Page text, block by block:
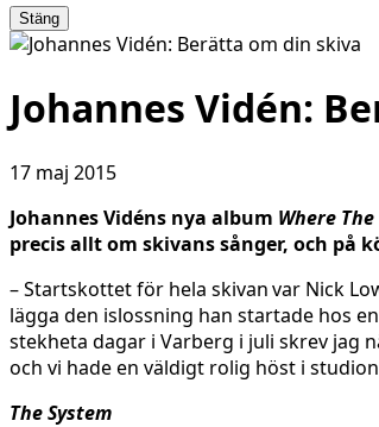
Stäng
Johannes Vidén:
17 maj 2015
Johannes Vidéns nya album Where
precis allt om skivans sånger, och
– Startskottet för hela skivan var Nick
lägga den islossning han startade hos
stekheta dagar i Varberg i juli skrev jag
och vi hade en väldigt rolig höst i
The System